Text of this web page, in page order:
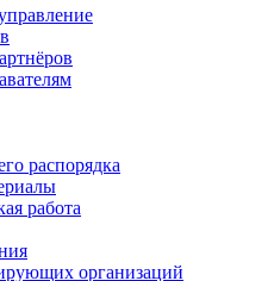
распорядка
работа
организаций